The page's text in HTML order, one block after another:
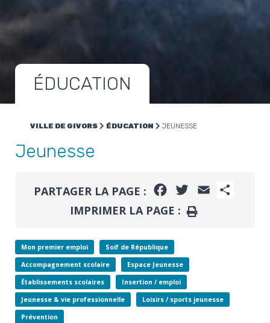
ÉDUCATION
VILLE DE GIVORS ÉDUCATION JEUNESSE
Jeunesse
PARTAGER LA PAGE : FACEBOOKTWITTER
EMAIL
IMPRIMER LA PAGE : IMPRIMER
Mon premier emploi Soif de République
Accompagnement scolaire Espace Jeunesse
Établissements scolaires Insertion / emploi
Jeunesse & vie professionnelle Loisirs / sports jeunesse
Prévention